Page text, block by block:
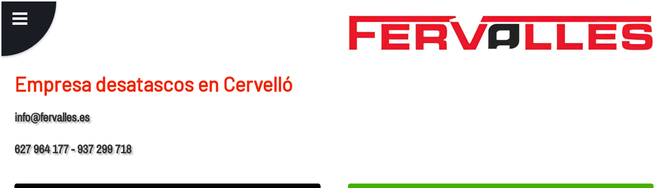
Empresa desatascos en Cervelló
info@fervalles.es
627 964 177 - 937 299 718